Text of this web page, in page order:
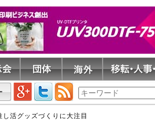
活グッズづくりに大注目